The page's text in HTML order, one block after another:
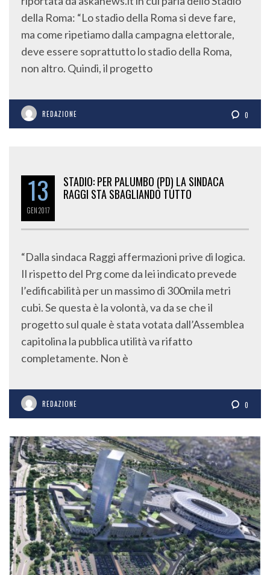
della Roma: “Lo stadio della Roma si deve fare,
ma come ripetiamo dalla campagna elettorale,
deve essere soprattutto lo stadio della Roma,
non altro. Quindi, il progetto
13
GEN 2017
RAGGI STA SBAGLIANDO TUTTO
Il rispetto del Prg come da lei indicato prevede
l’edificabilità per un massimo di 300mila metri
cubi. Se questa è la volontà, va da se che il
progetto sul quale è stata votata dall’Assemblea
capitolina la pubblica utilità va rifatto
completamente. Non è